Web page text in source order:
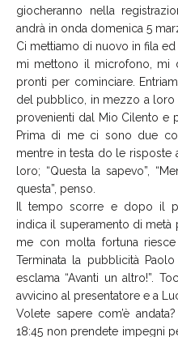
giocheranno nella
andrà in onda domenica 5
Ci mettiamo di nuovo in fila
mi mettono il microfono, mi
pronti per cominciare.
del pubblico, in mezzo a loro
provenienti dal Mio Cilento e
Prima di me ci sono due
mentre in testa do le
loro; “Questa la sapevo”,
questa”, penso.
Il tempo scorre e dopo il
indica il superamento di metà
me con molta fortuna
Terminata la pubblicità
esclama “Avanti un altro!”.
avvicino al presentatore e a
Volete sapere com’è
18:45 non prendete impegni